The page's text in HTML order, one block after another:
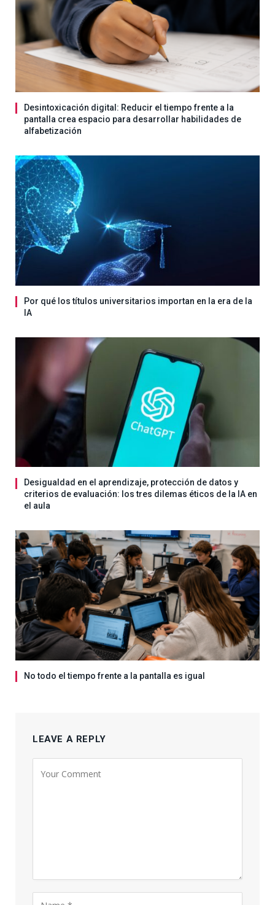
Desintoxicación digital: Reducir el tiempo frente a la
pantalla crea espacio para desarrollar habilidades de
alfabetización
Por qué los títulos universitarios importan en la era de la
IA
Desigualdad en el aprendizaje, protección de datos y
criterios de evaluación: los tres dilemas éticos de la IA en
el aula
No todo el tiempo frente a la pantalla es igual
LEAVE A REPLY